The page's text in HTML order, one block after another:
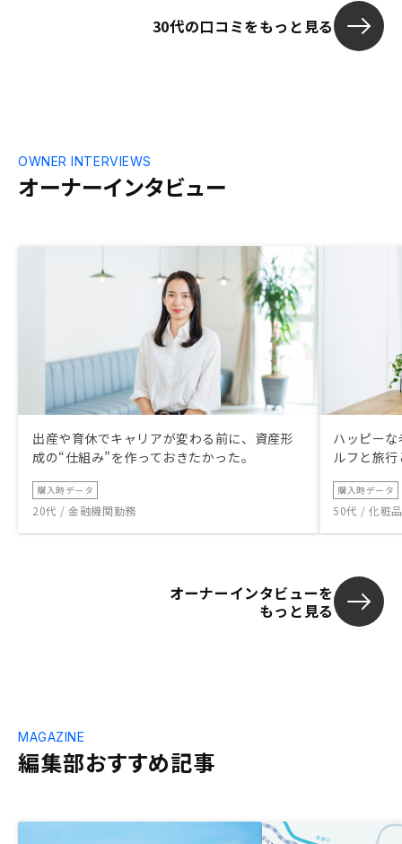
30代の口コミをもっと見る
オーナーインタビュー
OWNER INTERVIEWS
出産や育休でキャリアが変わる前に、資産形
成の“仕組み”を作っておきたかった。
購入時データ
20代 / 金融機関勤務
ハッピー
ルフと旅
購入時データ
50代 / 化粧
オーナーインタビューを
もっと見る
編集部おすすめ記事
MAGAZINE